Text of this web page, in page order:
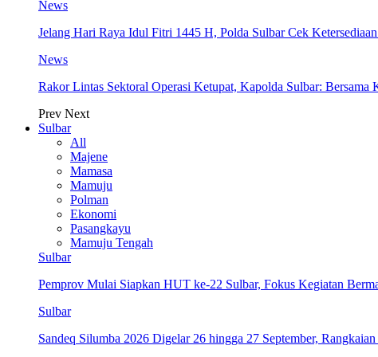
News
Jelang Hari Raya Idul Fitri 1445 H, Polda Sulbar Cek
News
Rakor Lintas Sektoral Operasi Ketupat, Kapolda Sulbar:
Prev Next
Sulbar
All
Majene
Mamasa
Mamuju
Polman
Ekonomi
Pasangkayu
Mamuju Tengah
Sulbar
Pemprov Mulai Siapkan HUT ke-22 Sulbar, Fokus Kegiatan
Sulbar
Sandeq Silumba 2026 Digelar 26 hingga 27 September,